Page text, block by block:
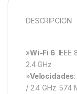
DESCRIPCION
»Wi-Fi 6: IEEE
2.4 GHz
»Velocidades
/ 2.4 GHz: 574